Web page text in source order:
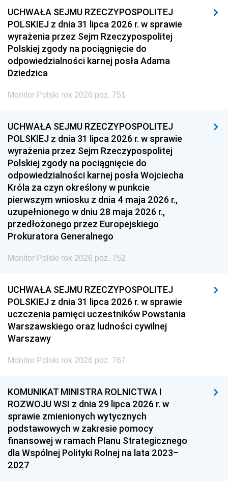
UCHWAŁA SEJMU RZECZYPOSPOLITEJ
POLSKIEJ z dnia 31 lipca 2026 r. w sprawie
wyrażenia przez Sejm Rzeczypospolitej
Polskiej zgody na pociągnięcie do
odpowiedzialności karnej posła Adama
Dziedzica
Monitor Polski rok 2026 poz. 751
UCHWAŁA SEJMU RZECZYPOSPOLITEJ
POLSKIEJ z dnia 31 lipca 2026 r. w sprawie
wyrażenia przez Sejm Rzeczypospolitej
Polskiej zgody na pociągnięcie do
odpowiedzialności karnej posła Wojciecha
Króla za czyn określony w punkcie
pierwszym wniosku z dnia 4 maja 2026 r.,
uzupełnionego w dniu 28 maja 2026 r.,
przedłożonego przez Europejskiego
Prokuratora Generalnego
Monitor Polski rok 2026 poz. 752
UCHWAŁA SEJMU RZECZYPOSPOLITEJ
POLSKIEJ z dnia 31 lipca 2026 r. w sprawie
uczczenia pamięci uczestników Powstania
Warszawskiego oraz ludności cywilnej
Warszawy
Monitor Polski rok 2026 poz. 767
KOMUNIKAT MINISTRA ROLNICTWA I
ROZWOJU WSI z dnia 29 lipca 2026 r. w
sprawie zmienionych wytycznych
podstawowych w zakresie pomocy
finansowej w ramach Planu Strategicznego
dla Wspólnej Polityki Rolnej na lata 2023–
2027